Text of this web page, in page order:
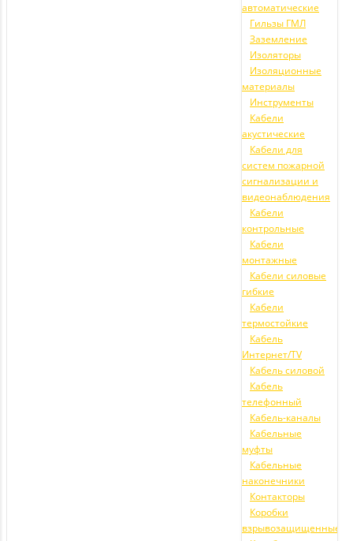
автоматические
Гильзы ГМЛ
Заземление
Изоляторы
Изоляционные
материалы
Инструменты
Кабели
акустические
Кабели для
систем пожарной
сигнализации и
видеонаблюдения
Кабели
контрольные
Кабели
монтажные
Кабели силовые
гибкие
Кабели
термостойкие
Кабель
Интернет/TV
Кабель силовой
Кабель
телефонный
Кабель-каналы
Кабельные
муфты
Кабельные
наконечники
Контакторы
Коробки
взрывозащищенные